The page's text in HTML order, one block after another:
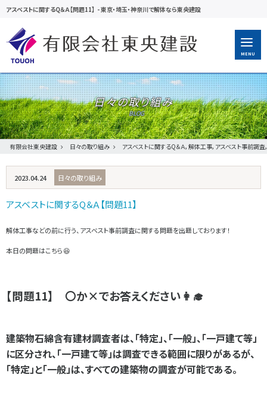
アスベストに関するQ＆Ａ【問題11】 -東京・埼玉・神奈川で解体なら東央建設
MENU
日々の取り組み
有限会社東央建設 日々の取り組み アスベストに関するQ＆Ａ，解体工事，アスベスト事前調査
2023.04.24 日々の取り組み
アスベストに関するQ＆Ａ【問題11】
解体工事などの前に行う、アスベスト事前調査に関する問題を出題しております！
本日の問題はこちら😆
【問題11】 〇か×でお答えください👩‍🎓
建築物石綿含有建材調査者は、「特定」、「一般」、「一戸建て等」
に区分され、「一戸建て等」は調査できる範囲に限りがあるが、
「特定」と「一般」は、すべての建築物の調査が可能である。